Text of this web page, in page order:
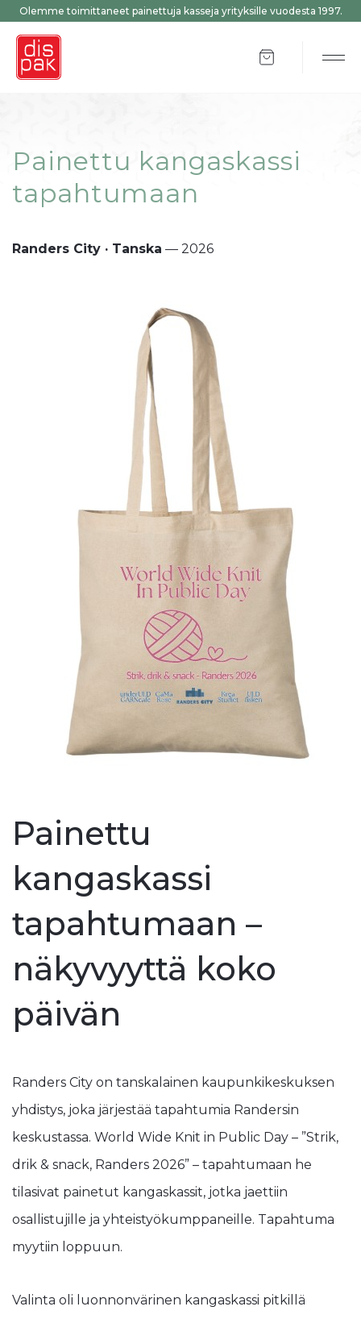
Olemme toimittaneet painettuja kasseja yrityksille vuodesta 1997.
Tuotteet
Painettu kangaskassi
tapahtumaan
Randers City · Tanska — 2026
Painettu
kangaskassi
tapahtumaan –
näkyvyyttä koko
päivän
Randers City on tanskalainen kaupunkikeskuksen
yhdistys, joka järjestää tapahtumia Randersin
keskustassa. World Wide Knit in Public Day – ”Strik,
drik & snack, Randers 2026” – tapahtumaan he
tilasivat painetut kangaskassit, jotka jaettiin
osallistujille ja yhteistyökumppaneille. Tapahtuma
myytiin loppuun.
Valinta oli luonnonvärinen kangaskassi pitkillä